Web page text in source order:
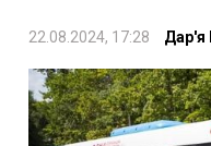
22.08.2024, 17:28 Дар'я